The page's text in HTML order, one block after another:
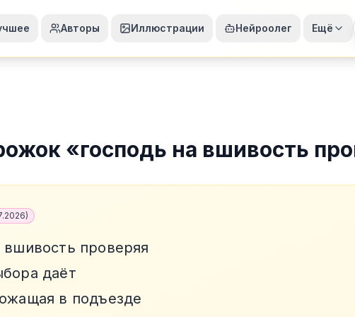
Авторы Иллюстрации Нейроолег Ещё
«господь на вшивость
)
вшивость проверяя
даёт
в подъезде